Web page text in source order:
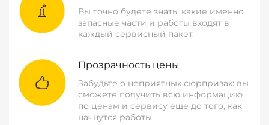
Вы точно будете знать, какие именно
запасные части и работы входят в
каждый сервисный пакет.
Прозрачность цены
Забудьте о неприятных сюрпризах: вы
сможете получить всю информацию
по ценам и сервису еще до того, как
начнутся работы.